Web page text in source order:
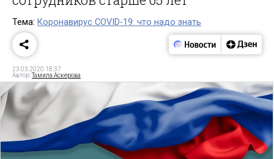
Тема: Коронавирус COVID-19: что надо знать
23.03.2020 18:37
Автор:Тамила Аскерова